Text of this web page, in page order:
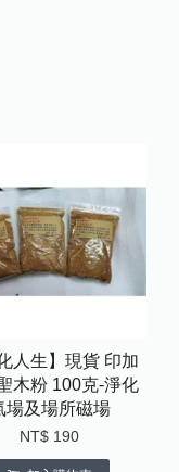
人生】現貨 印加
木粉 100克-淨化
場及場所磁場
NT$ 190